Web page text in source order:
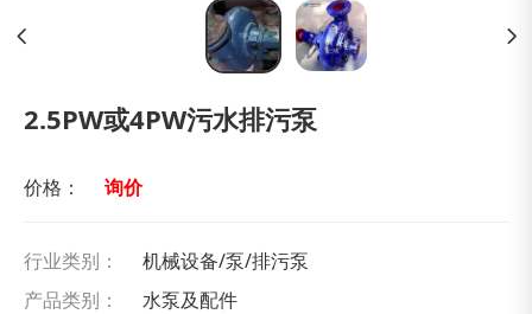
2.5PW或4PW污水排污泵
价格： 询价
行业类别：
机械设备/泵/排污泵
产品类别：
水泵及配件